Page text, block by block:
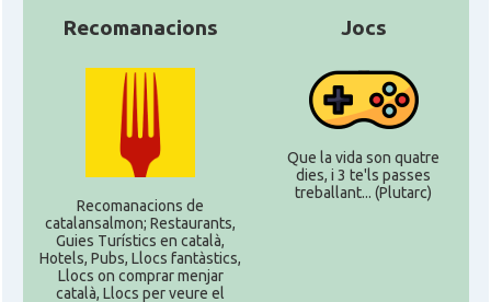
Recomanacions
Recomanacions de
catalansalmon; Restaurants,
Guies Turístics en català,
Hotels, Pubs, Llocs fantàstics,
Llocs on comprar menjar
català, Llocs per veure el
Jocs
Que la vida son quatre
dies, i 3 te'ls passes
treballant... (Plutarc)